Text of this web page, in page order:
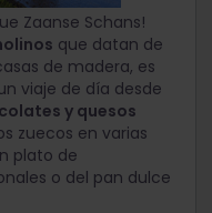
Zaanse Schans!
que datan de
de madera, es
viaje de día desde
y quesos
zuecos en varias
plato de
o del pan dulce